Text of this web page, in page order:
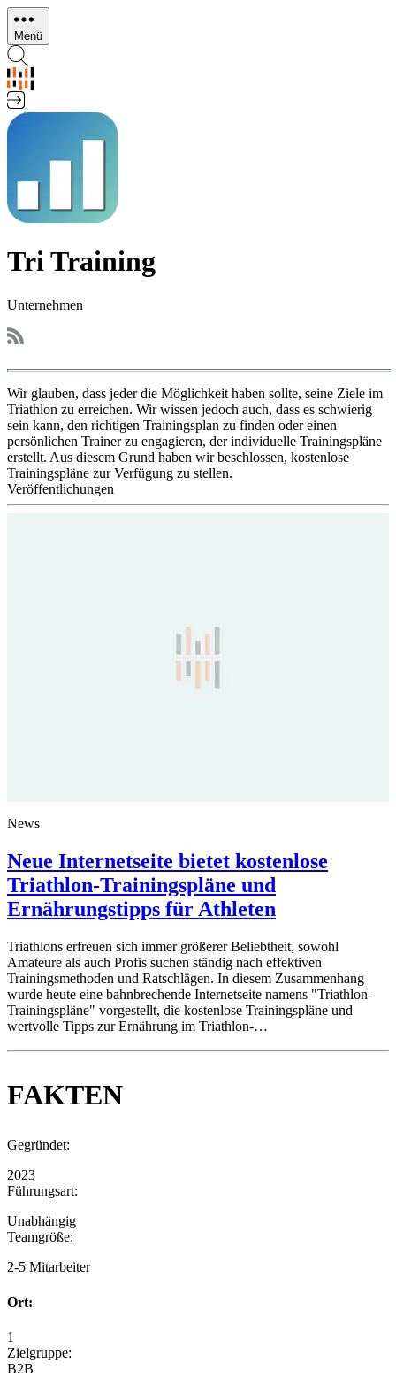
Direkt
zum
Inhalt
Menü
Tri Training
Unternehmen
Wir glauben, dass jeder die Möglichkeit haben sollte, seine Ziele im
Triathlon zu erreichen. Wir wissen jedoch auch, dass es schwierig
sein kann, den richtigen Trainingsplan zu finden oder einen
persönlichen Trainer zu engagieren, der individuelle Trainingspläne
erstellt. Aus diesem Grund haben wir beschlossen, kostenlose
Trainingspläne zur Verfügung zu stellen.
Veröffentlichungen
News
Neue Internetseite bietet kostenlose
Triathlon-Trainingspläne und
Ernährungstipps für Athleten
Triathlons erfreuen sich immer größerer Beliebtheit, sowohl
Amateure als auch Profis suchen ständig nach effektiven
Trainingsmethoden und Ratschlägen. In diesem Zusammenhang
wurde heute eine bahnbrechende Internetseite namens "Triathlon-
Trainingspläne" vorgestellt, die kostenlose Trainingspläne und
wertvolle Tipps zur Ernährung im Triathlon-…
FAKTEN
Gegründet:
2023
Führungsart:
Unabhängig
Teamgröße:
2-5 Mitarbeiter
Ort:
1
Zielgruppe:
B2B